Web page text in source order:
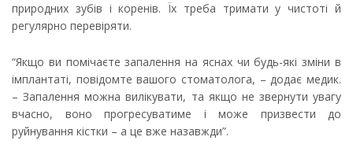
природних зубів і коренів. Їх треба тримати у чистоті й
регулярно перевіряти.
“Якщо ви помічаєте запалення на яснах чи будь-які зміни в
імплантаті, повідомте вашого стоматолога, – додає медик.
– Запалення можна вилікувати, та якщо не звернути увагу
вчасно, воно прогресуватиме і може призвести до
руйнування кістки – а це вже назавжди”.